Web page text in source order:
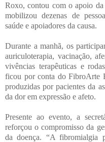
Roxo, contou com o apoio
mobilizou dezenas de
saúde e apoiadores da causa.
Durante a manhã, os
auriculoterapia, vacinação,
vivências terapêuticas e
ficou por conta do FibroArte
produzidas por pacientes da
da dor em expressão e afeto.
Presente ao evento, a
reforçou o compromisso da
da doença. “A fibromialgia